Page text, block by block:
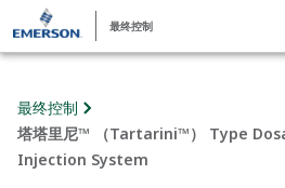
最终控制
最终控制
塔塔里尼™ （Tartarini™） Type
Injection System